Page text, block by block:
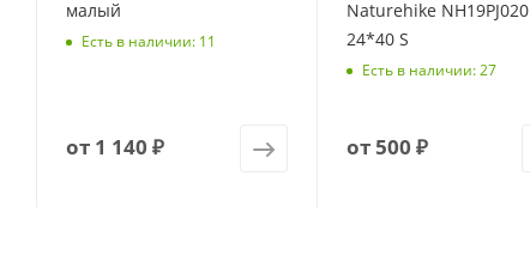
малый
Есть в наличии: 11
от 1 140 ₽
Naturehike NH19PJ020
24*40 S
Есть в наличии: 27
от500 ₽